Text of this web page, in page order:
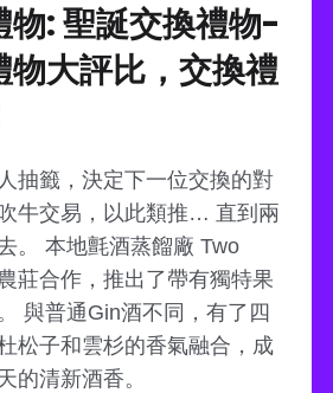
物: 聖誕交換禮物-
物大評比，交換禮
抽籤，決定下一位交換的對
牛交易，以此類推… 直到兩
。 本地氈酒蒸餾廠 Two
莊合作，推出了帶有獨特果
與普通Gin酒不同，有了四
松子和雲杉的香氣融合，成
的清新酒香。